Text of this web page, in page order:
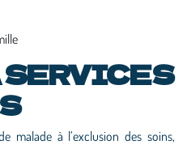
malade à l’exclusion des soins,